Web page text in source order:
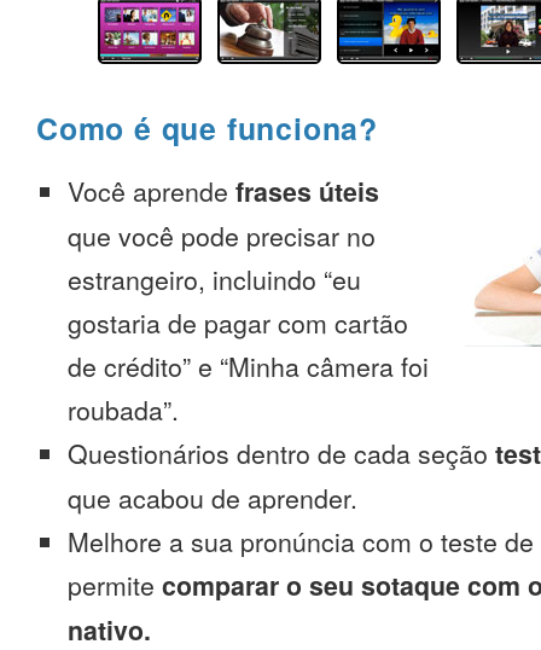
Como é que funciona?
Você aprende frases úteis
que você pode precisar no
estrangeiro, incluindo “eu
gostaria de pagar com cartão
de crédito” e “Minha câmera foi
roubada”.
Questionários dentro de cada seção
que acabou de aprender.
Melhore a sua pronúncia com o teste
permite comparar o seu sotaque com
nativo.